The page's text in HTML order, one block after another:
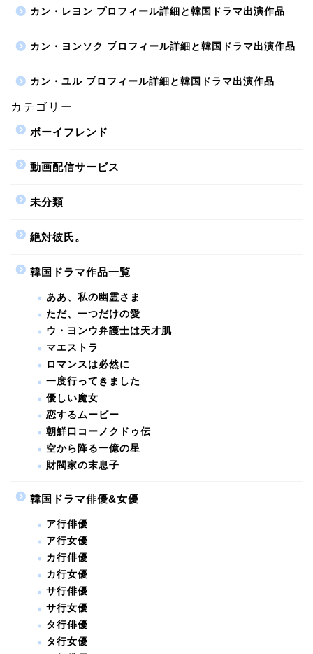
カン・レヨン プロフィール詳細と韓国ドラマ出演作品
カン・ヨンソク プロフィール詳細と韓国ドラマ出演作品
カン・ユル プロフィール詳細と韓国ドラマ出演作品
カテゴリー
ボーイフレンド
動画配信サービス
未分類
絶対彼氏。
韓国ドラマ作品一覧
ああ、私の幽霊さま
ただ、一つだけの愛
ウ・ヨンウ弁護士は天才肌
マエストラ
ロマンスは必然に
一度行ってきました
優しい魔女
恋するムービー
朝鮮口コーノクドゥ伝
空から降る一億の星
財閥家の末息子
韓国ドラマ俳優&女優
ア行俳優
ア行女優
カ行俳優
カ行女優
サ行俳優
サ行女優
タ行俳優
タ行女優